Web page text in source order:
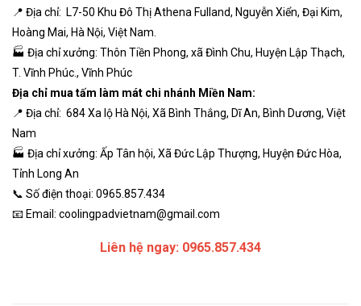
📍 Địa chỉ: L7-50 Khu Đô Thị Athena Fulland, Nguyễn Xiển, Đại Kim,
Hoàng Mai, Hà Nội, Việt Nam.
🏭 Địa chỉ xưởng: Thôn Tiền Phong, xã Đình Chu, Huyện Lập Thạch,
T. Vĩnh Phúc., Vĩnh Phúc
Địa chỉ mua tấm làm mát chi nhánh Miền Nam:
📍 Địa chỉ: 684 Xa lộ Hà Nội, Xã Bình Thắng, Dĩ An, Bình Dương, Việt
Nam
🏭 Địa chỉ xưởng: Ấp Tân hội, Xã Đức Lập Thượng, Huyện Đức Hòa,
Tỉnh Long An
📞 Số điện thoại: 0965.857.434
📧 Email: coolingpadvietnam@gmail.com
Liên hệ ngay: 0965.857.434